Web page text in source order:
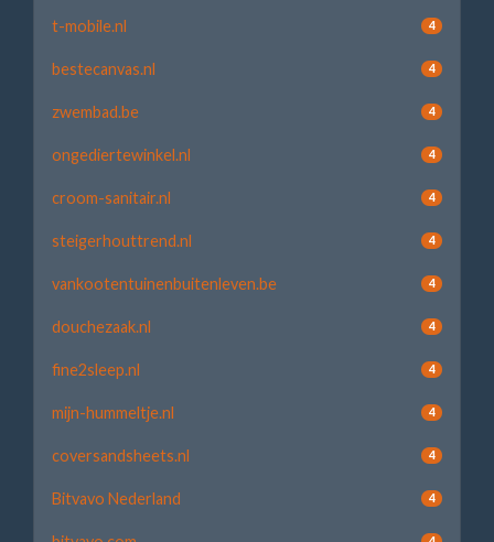
t-mobile.nl 4
bestecanvas.nl 4
zwembad.be 4
ongediertewinkel.nl 4
croom-sanitair.nl 4
steigerhouttrend.nl 4
vankootentuinenbuitenleven.be 4
douchezaak.nl 4
fine2sleep.nl 4
mijn-hummeltje.nl 4
coversandsheets.nl 4
Bitvavo Nederland 4